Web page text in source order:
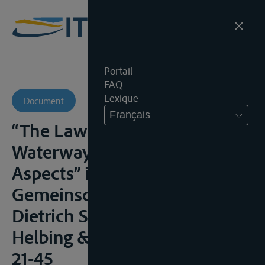
Portail
FAQ
Lexique
Français
Document
“The Law of international
Waterways in Its Institutional
Aspects” in Im Dienste der
Gemeinschaft, Festschrift für
Dietrich Schindler, Bazel,
Helbing & Lichtenhahn, 1989,
21-45